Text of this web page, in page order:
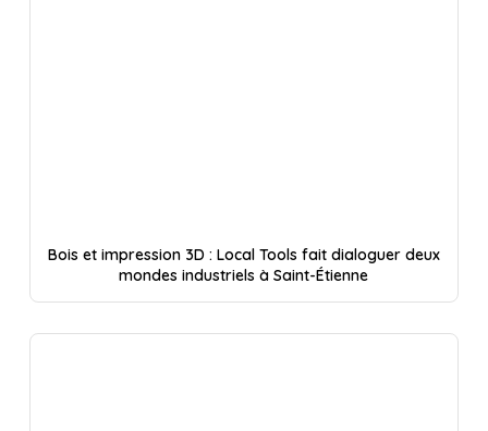
Bois et impression 3D : Local Tools fait dialoguer deux
mondes industriels à Saint-Étienne